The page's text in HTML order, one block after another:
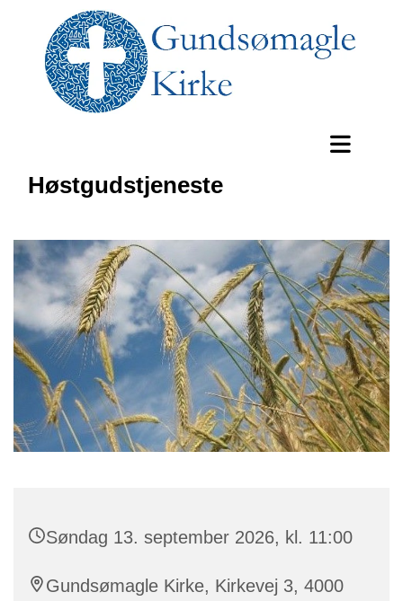
Høstgudstjeneste
Søndag 13. september 2026, kl. 11:00
Gundsømagle Kirke, Kirkevej 3, 4000